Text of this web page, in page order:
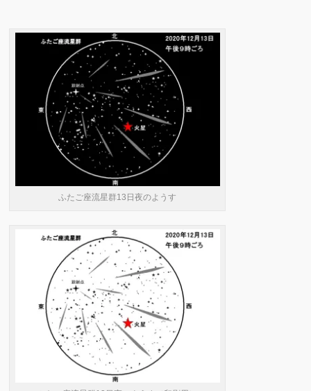
ふたご座流星群13日夜のようす